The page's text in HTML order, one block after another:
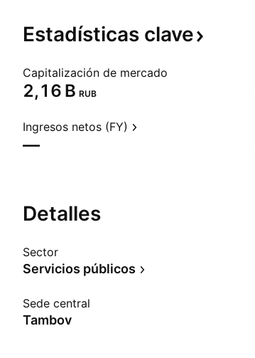
Estadísticas clave
Capitalización de mercado
‪2,16 B‬ RUB
Ingresos netos (FY)
—
Detalles
Sector
Servicios públicos
Sede central
Tambov